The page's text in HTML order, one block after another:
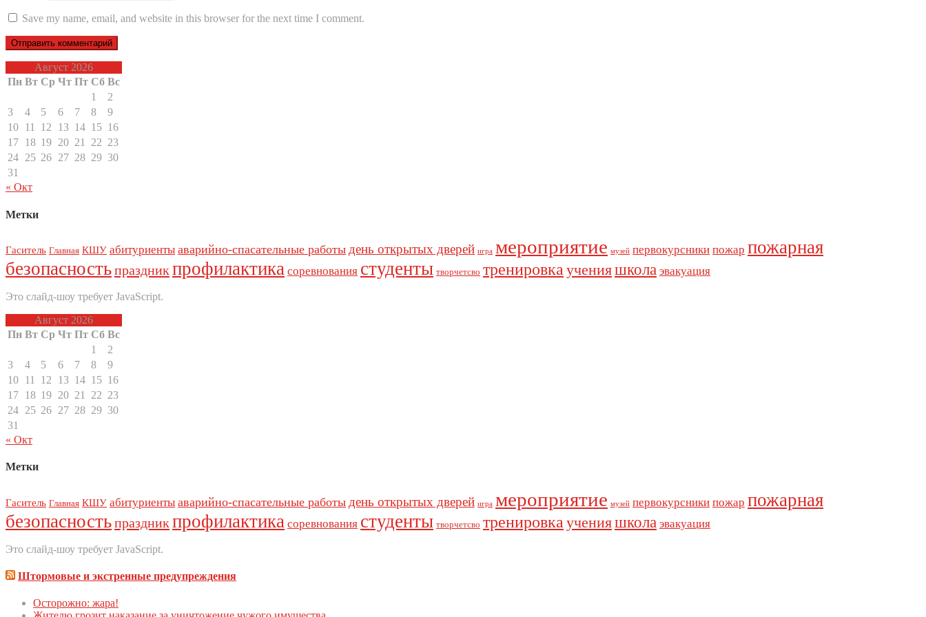
Save my name, email, and website in this browser for the next time I comment.
Август 2026
Пн Вт Ср Чт Пт Сб Вс
1
2
3
4 5 6 7 8
9
10 11 12 13 14 15 16
17 18 19 20 21 22 23
24 25 26 27 28 29 30
31
« Окт
Метки
Гаситель Главная КШУ абитуриенты аварийно-спасательные работы день открытых дверей игра мероприятие музей первокурсники пожар пожарная
безопасностьпраздникпрофилактика соревнования студенты творчетсво тренировка ученияшкола эвакуация
Это слайд-шоу требует JavaScript.
Август 2026
Пн Вт Ср Чт Пт Сб Вс
1
2
3
4 5 6 7 8
9
10 11 12 13 14 15 16
17 18 19 20 21 22 23
24 25 26 27 28 29 30
31
« Окт
Метки
Гаситель Главная КШУ абитуриенты аварийно-спасательные работы день открытых дверей игра мероприятие музей первокурсники пожар пожарная
безопасностьпраздникпрофилактика соревнования студенты творчетсво тренировка ученияшкола эвакуация
Это слайд-шоу требует JavaScript.
Штормовые и экстренные предупреждения
Осторожно: жара!